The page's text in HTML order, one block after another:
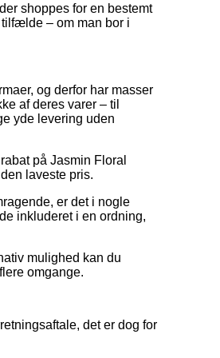
shoppes for en bestemt
– om man bor i
og derfor har masser
af deres varer – til
yde levering uden
på Jasmin Floral
laveste pris.
er det i nogle
inkluderet i en ordning,
mulighed kan du
omgange.
det er dog for